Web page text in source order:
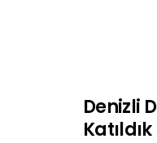
Denizli
Katıldık